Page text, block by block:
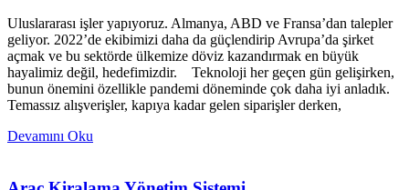
Uluslararası işler yapıyoruz. Almanya, ABD ve Fransa’dan talepler
geliyor. 2022’de ekibimizi daha da güçlendirip Avrupa’da şirket
açmak ve bu sektörde ülkemize döviz kazandırmak en büyük
hayalimiz değil, hedefimizdir. Teknoloji her geçen gün gelişirken,
bunun önemini özellikle pandemi döneminde çok daha iyi anladık.
Temassız alışverişler, kapıya kadar gelen siparişler derken,
Devamını Oku